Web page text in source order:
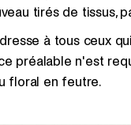
tirés de tissus,
à tous ceux
préalable n'est
floral en feutre.